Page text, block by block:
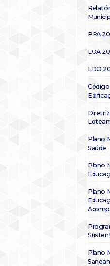
PPA
LOA
LDO
Código
Plano
Saúde
Plano
Plano
Plano